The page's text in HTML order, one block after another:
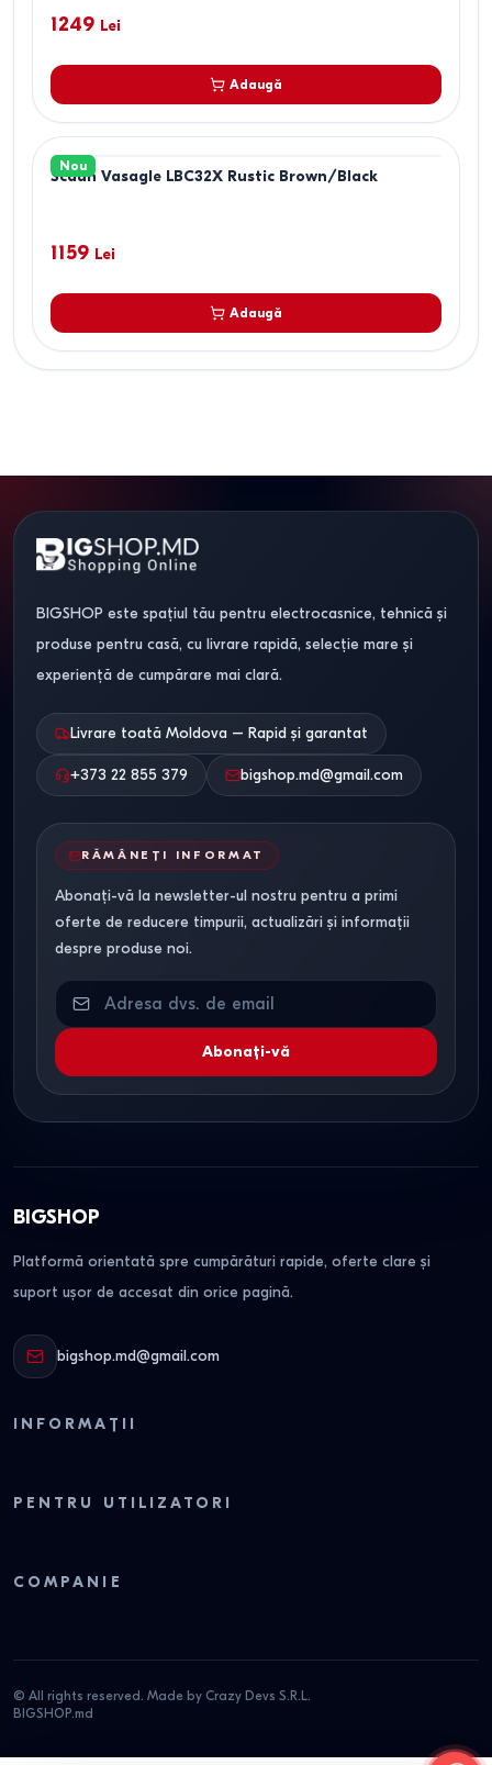
1249 Lei
Adaugă
Nou
Scaun Vasagle LBC32X Rustic Brown/Black
1159 Lei
Adaugă
BIGSHOP este spațiul tău pentru electrocasnice, tehnică și
produse pentru casă, cu livrare rapidă, selecție mare și
experiență de cumpărare mai clară.
Livrare toată Moldova – Rapid și garantat
+373 22 855 379 bigshop.md@gmail.com
RĂMÂNEȚI INFORMAT
Abonați-vă la newsletter-ul nostru pentru a primi
oferte de reducere timpurii, actualizări și informații
despre produse noi.
Abonați-vă
BIGSHOP
Platformă orientată spre cumpărături rapide, oferte clare și
suport ușor de accesat din orice pagină.
bigshop.md@gmail.com
INFORMAȚII
PENTRU UTILIZATORI
COMPANIE
© All rights reserved. Made by Crazy Devs S.R.L.
BIGSHOP.md